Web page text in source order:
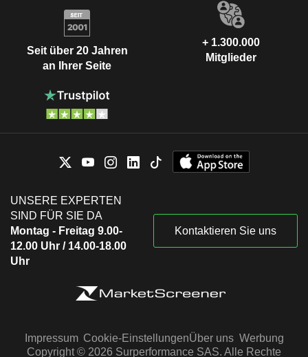
Seit über 20 Jahren
an Ihrer Seite
+ 1.300.000
Mitglieder
UNSERE EXPERTEN
SIND FÜR SIE DA
Montag - Freitag 9.00-
12.00 Uhr / 14.00-18.00
Uhr
Kontaktieren Sie uns
Impressum Cookie-EinstellungenÜber uns Werbung
Copyright © 2026 Surperformance SAS. Alle Rechte